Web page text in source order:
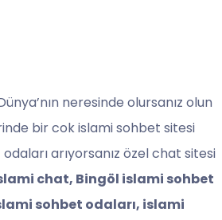
neresinde olursanız olun
bir cok islami sohbet sitesi
arıyorsanız özel chat sitesi
chat, Bingöl islami sohbet
sohbet odaları, islami